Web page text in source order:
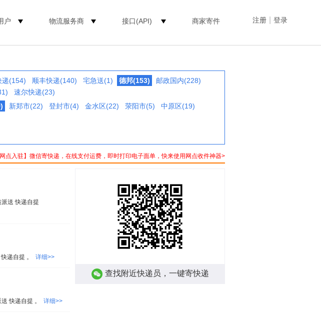
注册 登录
户 物流服务商 接口(API) 商家寄件
递(154) 顺丰快递(140) 宅急送(1) 德邦(153)
邮政国内(228)
速尔快递(23)
新郑市(22) 登封市(4) 金水区(22) 荥阳市(5)
中原区(19)
网点入驻】微信寄快递，在线支付运费，即时打印电子面单，快来使用网点收件神器>
送 快递自提
递自提 。 详细>>
快递自提 。 详细>>
查找附近快递员，一键寄快递